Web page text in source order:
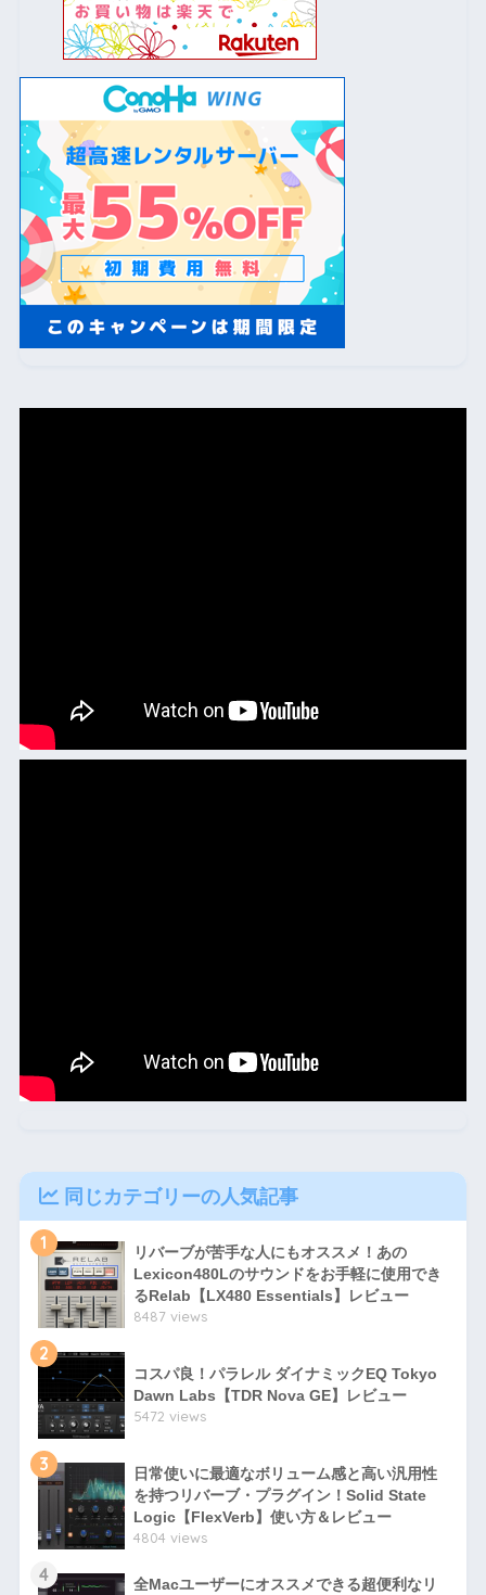
同じカテゴリーの人気記事
1
リバーブが苦手な人にもオススメ！あの
Lexicon480Lのサウンドをお手軽に使用でき
るRelab【LX480 Essentials】レビュー
8487 views
2
コスパ良！パラレル ダイナミックEQ Tokyo
Dawn Labs【TDR Nova GE】レビュー
5472 views
3
日常使いに最適なボリューム感と高い汎用性
を持つリバーブ・プラグイン！Solid State
Logic【FlexVerb】使い方＆レビュー
4804 views
4
全Macユーザーにオススメできる超便利なリ